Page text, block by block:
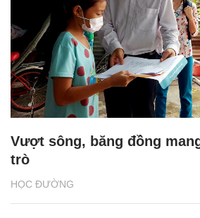
HỌC ĐƯỜNG
Vượt sông, băng đồng
trò